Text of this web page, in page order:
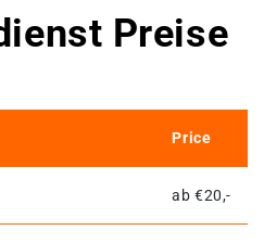
Preise
Price
ab €20,-